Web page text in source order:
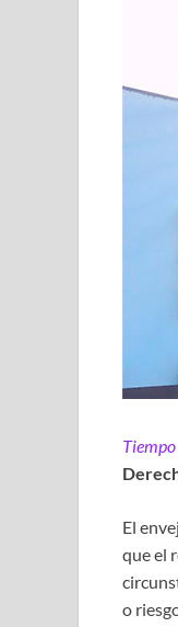
El
que el
o